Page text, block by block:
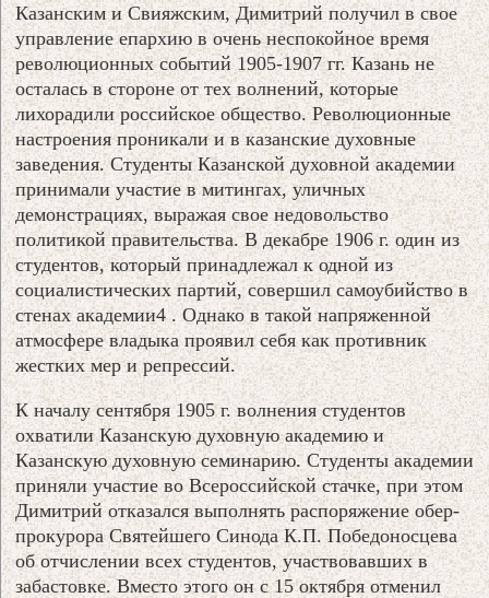
Казанским и Свияжским, Димитрий получил в свое
управление епархию в очень неспокойное время
революционных событий 1905-1907 гг. Казань не
осталась в стороне от тех волнений, которые
лихорадили российское общество. Революционные
настроения проникали и в казанские духовные
заведения. Студенты Казанской духовной академии
принимали участие в митингах, уличных
демонстрациях, выражая свое недовольство
политикой правительства. В декабре 1906 г. один из
студентов, который принадлежал к одной из
социалистических партий, совершил самоубийство в
стенах академии4 . Однако в такой напряженной
атмосфере владыка проявил себя как противник
жестких мер и репрессий.
К началу сентября 1905 г. волнения студентов
охватили Казанскую духовную академию и
Казанскую духовную семинарию. Студенты академии
приняли участие во Всероссийской стачке, при этом
Димитрий отказался выполнять распоряжение обер-
прокурора Святейшего Синода К.П. Победоносцева
об отчислении всех студентов, участвовавших в
забастовке. Вместо этого он с 15 октября отменил